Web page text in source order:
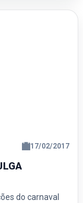
17/02/2017
do carnaval